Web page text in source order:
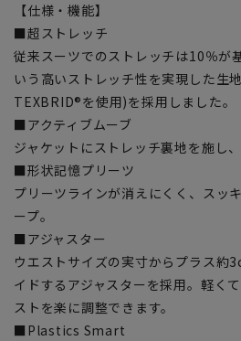
【仕様・機能】
■超ストレッチ
従来スーツでのストレッチは10％が
いう高いストレッチ性を実現した生
TEXBRID®を使用)を採用しました。
■アクティブムーブ
ジャケットにストレッチ裏地を施し
■形状記憶プリーツ
プリーツラインが消えにくく、スッ
ープ。
■アジャスター
ウエストサイズの実寸からプラス約
イドするアジャスターを採用。軽く
ストを楽に調整できます。
■Plastics Smart